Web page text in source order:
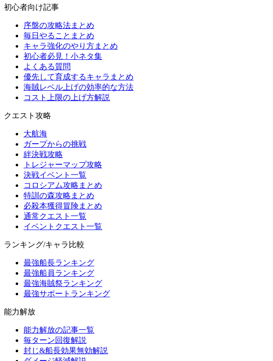
初心者向け記事
序盤の攻略法まとめ
毎日やることまとめ
キャラ強化のやり方まとめ
初心者必見！小ネタ集
よくある質問
優先して育成するキャラまとめ
海賊レベル上げの効率的な方法
コスト上限の上げ方解説
クエスト攻略
大航海
ガープからの挑戦
絆決戦攻略
トレジャーマップ攻略
決戦イベント一覧
コロシアム攻略まとめ
特訓の森攻略まとめ
必殺本獲得冒険まとめ
通常クエスト一覧
イベントクエスト一覧
ランキング/キャラ比較
最強船長ランキング
最強船員ランキング
最強海賊祭ランキング
最強サポートランキング
能力解放
能力解放の記事一覧
毎ターン回復解説
封じ&船長効果無効解説